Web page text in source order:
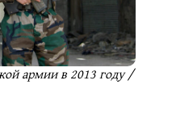
армии в 2013 году /